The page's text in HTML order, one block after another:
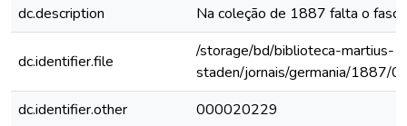
dc.description
Na coleção de 1887 falta o
dc.identifier.file
/storage/bd/biblioteca-martius-
staden/jornais/germania/1887/
dc.identifier.other
000020229